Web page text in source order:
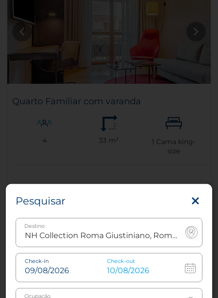
Quarto Familiar com varanda
4 33 m² 1 Cama king-
size
controlo de temperatura
Televisão LCD Duche
Pesquisar
Destino
Check-in Check-out
Ocupação